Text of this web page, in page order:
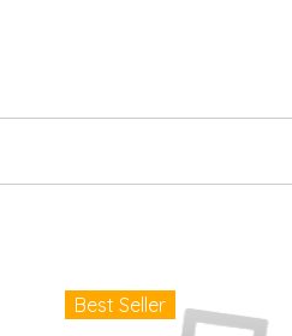
Best Seller